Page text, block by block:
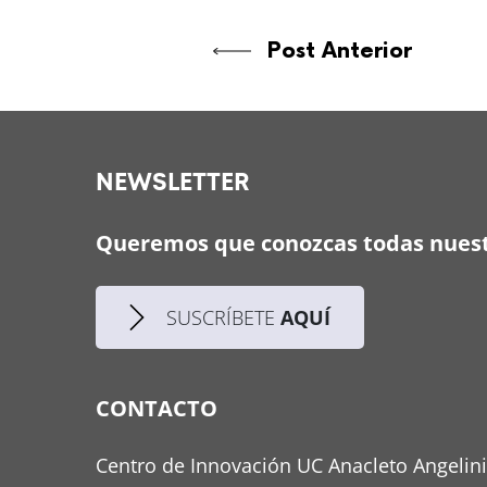
Post Anterior
NEWSLETTER
Queremos que conozcas todas
SUSCRÍBETE AQUÍ
CONTACTO
Centro de Innovación UC Anacleto